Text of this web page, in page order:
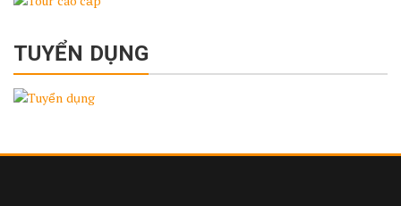
TUYỂN DỤNG